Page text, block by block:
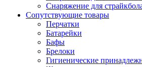
Снаряжение для
Сопутствующие товары
Перчатки
Батарейки
Бафы
Брелоки
Гигиенические